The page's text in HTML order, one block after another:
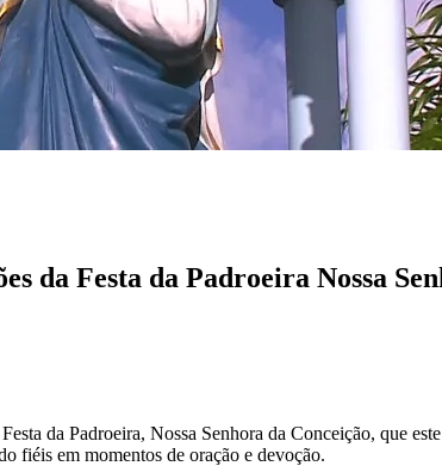
da Festa da Padroeira Nossa
da Padroeira, Nossa Senhora da Conceição, que
fiéis em momentos de oração e devoção.